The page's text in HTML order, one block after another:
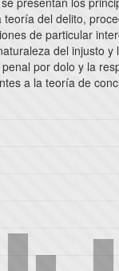
teoría del delito,
de particular
del injusto y
por dolo y la
a la teoría de